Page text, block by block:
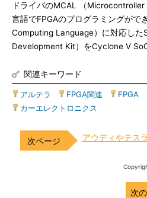
ドライバのMCAL （
言語でFPGAのプログラミングがで
Computing Language）に対応した
Development Kit）をCyclone V
関連キーワード
アルテラ FPGA関連 FPGA
カーエレクトロニクス
アウディやテス
次